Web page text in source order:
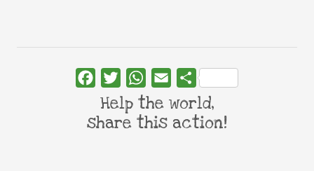
FacebookTwitterWhatsApp
Email Share
Help the world,
share this action!